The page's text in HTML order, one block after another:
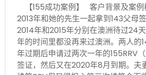
【155成功案例】 客户背景及案例
2013年和她的先生一起拿到143父母
2014年和2015年分别在澳洲待过24
年的时间里都没再来过澳洲。两人的
年过期后申请过两次一年的155RRV（
签证，然后又在2020年8月到期。夫